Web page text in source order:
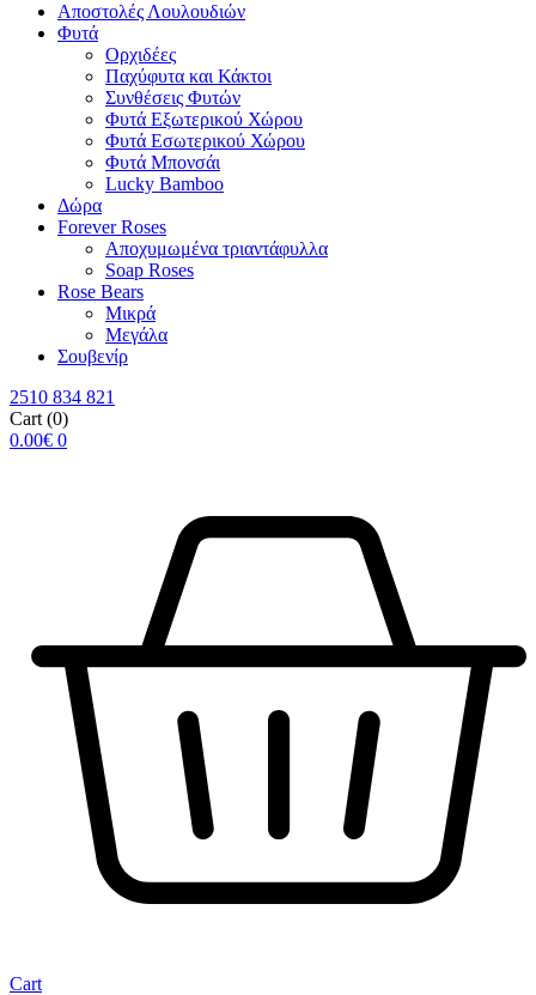
Αποστολές Λουλουδιών
Φυτά
Ορχιδέες
Παχύφυτα και Κάκτοι
Συνθέσεις Φυτών
Φυτά Εξωτερικού Χώρου
Φυτά Εσωτερικού Χώρου
Φυτά Μπονσάι
Lucky Bamboo
Δώρα
Forever Roses
Αποχυμωμένα τριαντάφυλλα
Soap Roses
Rose Βears
Μικρά
Μεγάλα
Σουβενίρ
2510 834 821
Cart (0)
0.00€ 0
Cart